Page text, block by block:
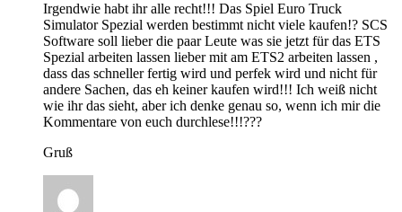
Irgendwie habt ihr alle recht!!! Das Spiel Euro Truck
Simulator Spezial werden bestimmt nicht viele kaufen!? SCS
Software soll lieber die paar Leute was sie jetzt für das ETS
Spezial arbeiten lassen lieber mit am ETS2 arbeiten lassen ,
dass das schneller fertig wird und perfek wird und nicht für
andere Sachen, das eh keiner kaufen wird!!! Ich weiß nicht
wie ihr das sieht, aber ich denke genau so, wenn ich mir die
Kommentare von euch durchlese!!!???
Gruß